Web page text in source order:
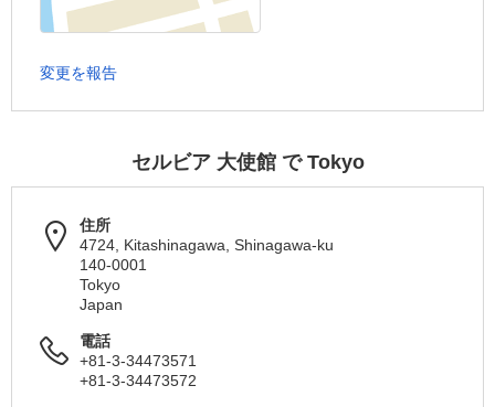
変更を報告
セルビア 大使館 で Tokyo
住所
4724, Kitashinagawa, Shinagawa-ku
140-0001
Tokyo
Japan
電話
+81-3-34473571
+81-3-34473572